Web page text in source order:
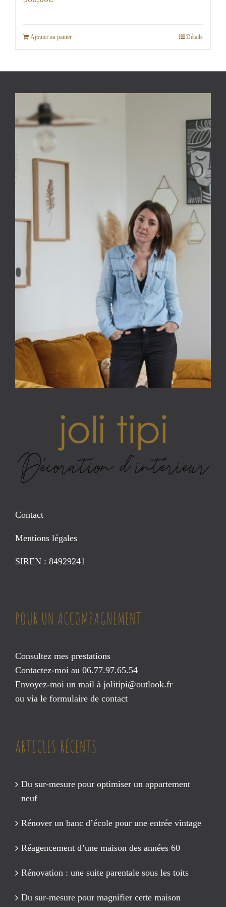
Ajouter au panier Détails
Contact
Mentions légales
SIREN : 84929241
POUR UN ACCOMPAGNEMENT
Consultez mes prestations
Contactez-moi au 06.77.97.65.54
Envoyez-moi un mail à jolitipi@outlook.fr
ou via le formulaire de contact
ARTICLES RÉCENTS
Du sur-mesure pour optimiser un appartement
neuf
Rénover un banc d’école pour une entrée vintage
Réagencement d’une maison des années 60
Rénovation : une suite parentale sous les toits
Du sur-mesure pour magnifier cette maison